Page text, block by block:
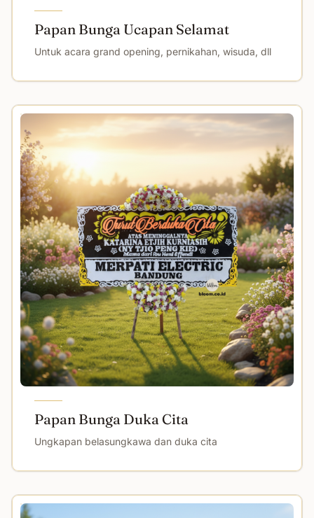
Papan Bunga Ucapan Selamat
Untuk acara grand opening, pernikahan, wisuda, dll
Papan Bunga Duka Cita
Ungkapan belasungkawa dan duka cita